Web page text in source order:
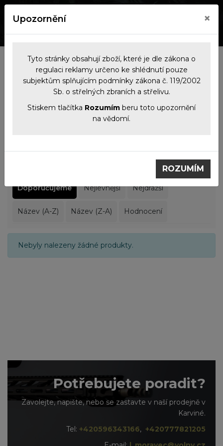
Výrobci
Filtrace produktů
Doporučujeme Nejlevnější Nejdražší
Název (A-Z) Název (Z-A) Hodnocení
Nebyly nalezeny žádné produkty.
Potřebujete poradit?
Zavolejte, napište, nebo se zastavte v naší prodejně v
Karviné.
Tel: +420596343166, +420777821205
Upozornění ×
Tyto stránky obsahují zboží, které je dle zákona o
regulaci reklamy určeno ke shlédnutí pouze
subjektům splňujícím podmínky zákona č. 119/2002
Sb. o střelných zbraních a střelivu.
Stiskem tlačítka Rozumím beru toto upozornění
na vědomí.
ROZUMÍM